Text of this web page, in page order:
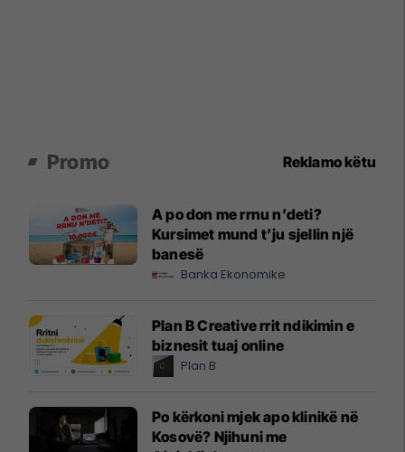
Promo Reklamo këtu
A po don me rrnu n’deti?
Kursimet mund t’ju sjellin një
banesë
Banka Ekonomike
Plan B Creative rrit ndikimin e
biznesit tuaj online
Plan B
Po kërkoni mjek apo klinikë në
Kosovë? Njihuni me